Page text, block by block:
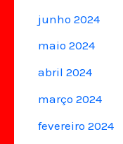
junho 2024
maio 2024
abril 2024
março 2024
fevereiro 2024